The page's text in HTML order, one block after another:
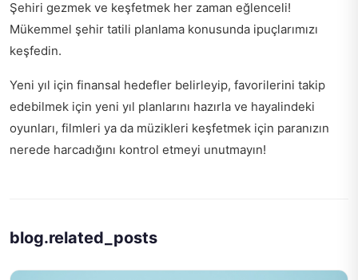
Şehiri gezmek ve keşfetmek her zaman eğlenceli!
Mükemmel şehir tatili planlama konusunda ipuçlarımızı
keşfedin.
Yeni yıl için finansal hedefler belirleyip, favorilerini takip
edebilmek için yeni yıl planlarını hazırla ve hayalindeki
oyunları, filmleri ya da müzikleri keşfetmek için paranızın
nerede harcadığını kontrol etmeyi unutmayın!
blog.related_posts